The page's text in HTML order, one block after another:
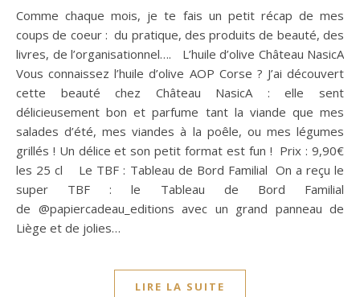
Comme chaque mois, je te fais un petit récap de mes
coups de coeur : du pratique, des produits de beauté, des
livres, de l’organisationnel…. L’huile d’olive Château NasicA
Vous connaissez l’huile d’olive AOP Corse ? J’ai découvert
cette beauté chez Château NasicA : elle sent
délicieusement bon et parfume tant la viande que mes
salades d’été, mes viandes à la poêle, ou mes légumes
grillés ! Un délice et son petit format est fun ! Prix : 9,90€
les 25 cl Le TBF : Tableau de Bord Familial On a reçu le
super TBF : le Tableau de Bord Familial
de @papiercadeau_editions avec un grand panneau de
Liège et de jolies…
LIRE LA SUITE